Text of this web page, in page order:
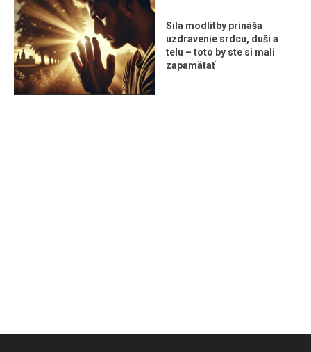
Sila modlitby prináša
uzdravenie srdcu, duši a
telu – toto by ste si mali
zapamätať